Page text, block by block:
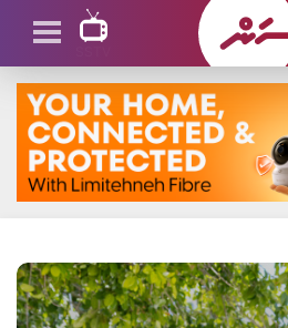
SSTV LIVE